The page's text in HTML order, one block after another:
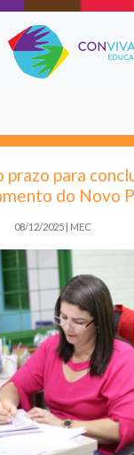
prazo para
do Novo
08/12/2025 | MEC